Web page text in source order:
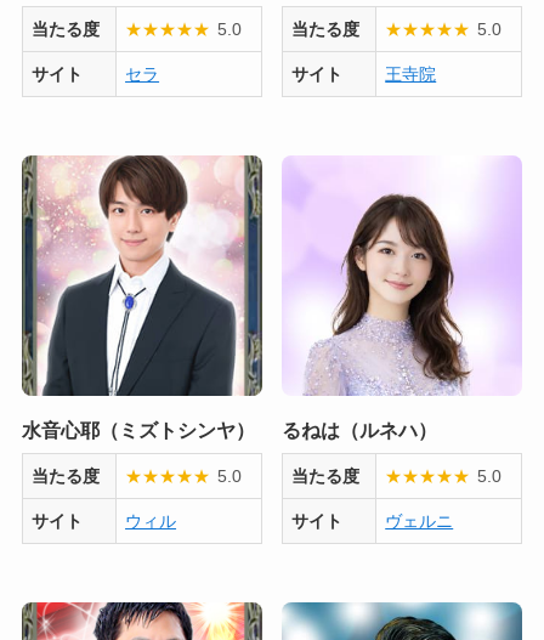
当たる度 ★★★★★ 5.0
サイト セラ
当たる度 ★★★★★ 5.0
サイト 王寺院
水音心耶（ミズトシンヤ）
当たる度 ★★★★★ 5.0
サイト ウィル
るねは（ルネハ）
当たる度 ★★★★★ 5.0
サイト ヴェルニ